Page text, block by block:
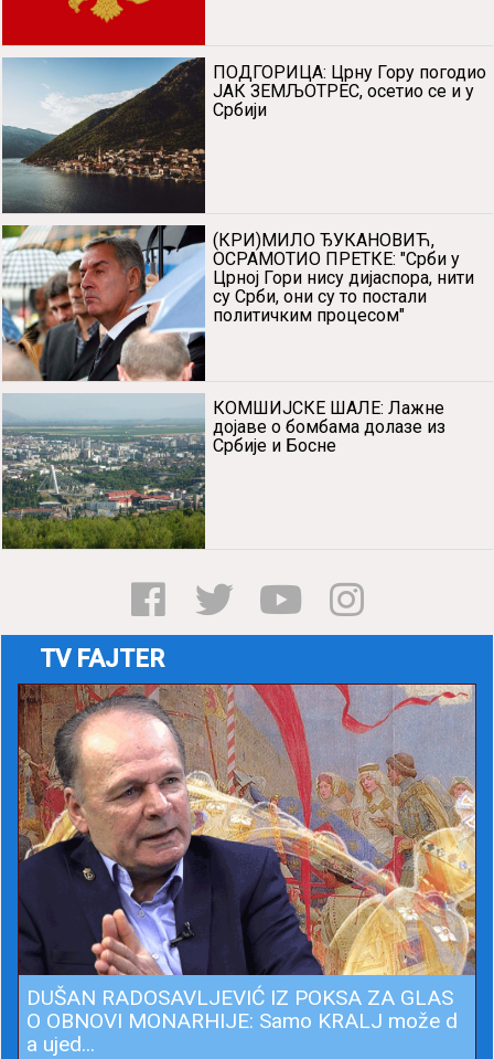
ПОДГОРИЦА: Црну Гору погодио
ЈАК ЗЕМЉОТРЕС, осетио се и у
Србији
(КРИ)МИЛО ЂУКАНОВИЋ,
ОСРАМОТИО ПРЕТКЕ: "Срби у
Црној Гори нису дијаспора, нити
су Срби, они су то постали
политичким процесом"
КОМШИЈСКЕ ШАЛЕ: Лажне
дојаве о бомбама долазе из
Србије и Босне
TV FAJTER
DUŠAN RADOSAVLJEVIĆ IZ POKSA ZA GLAS
O OBNOVI MONARHIJE: Samo KRALJ može d
a ujed...